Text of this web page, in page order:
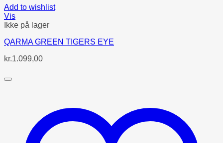
Add to wishlist
Vis
Ikke på lager
QARMA GREEN TIGERS EYE
kr.1.099,00